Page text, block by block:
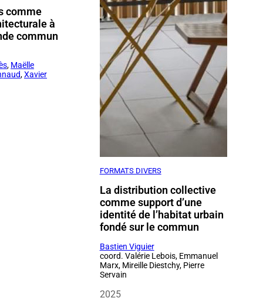
comme
à
commun
, Maëlle
,Xavier
FORMATS DIVERS
La distribution collective
comme support d’une
identité de l’habitat urbain
fondé sur le commun
Bastien Viguier
coord. Valérie Lebois, Emmanuel
Marx, Mireille Diestchy, Pierre
Servain
2025